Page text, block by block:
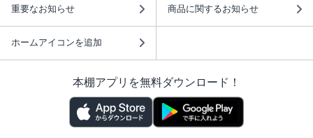
重要なお知らせ 商品に関するお知らせ
ホームアイコンを追加
本棚アプリを無料ダウンロード！